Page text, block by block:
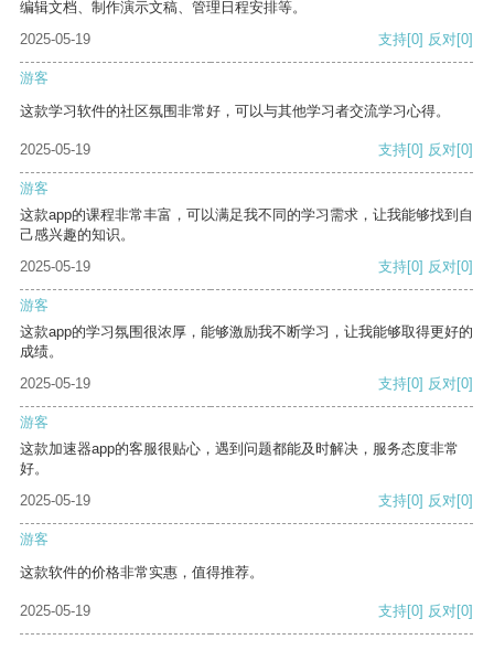
编辑文档、制作演示文稿、管理日程安排等。
2025-05-19
支持[0] 反对[0]
游客
这款学习软件的社区氛围非常好，可以与其他学习者交流学习心得。
2025-05-19 支持[0] 反对[0]
游客
这款app的课程非常丰富，可以满足我不同的学习需求，让我能够找到自
己感兴趣的知识。
2025-05-19
支持[0] 反对[0]
游客
这款app的学习氛围很浓厚，能够激励我不断学习，让我能够取得更好的
成绩。
2025-05-19
支持[0] 反对[0]
游客
这款加速器app的客服很贴心，遇到问题都能及时解决，服务态度非常
好。
2025-05-19
支持[0] 反对[0]
游客
这款软件的价格非常实惠，值得推荐。
2025-05-19 支持[0] 反对[0]